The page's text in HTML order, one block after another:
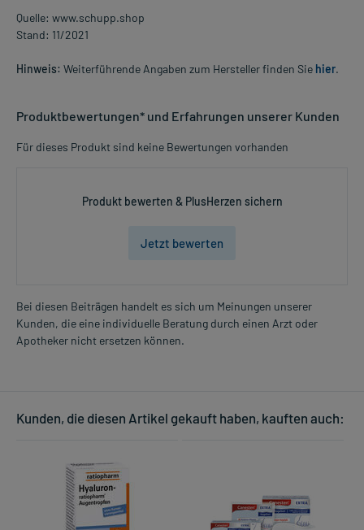
Quelle: www.schupp.shop
Stand: 11/2021
Hinweis: Weiterführende Angaben zum Hersteller finden Sie hier.
Produktbewertungen* und Erfahrungen unserer Kunden
Für dieses Produkt sind keine Bewertungen vorhanden
Produkt bewerten & PlusHerzen sichern
Jetzt bewerten
Bei diesen Beiträgen handelt es sich um Meinungen unserer
Kunden, die eine individuelle Beratung durch einen Arzt oder
Apotheker nicht ersetzen können.
Kunden, die diesen Artikel gekauft haben, kauften auch: